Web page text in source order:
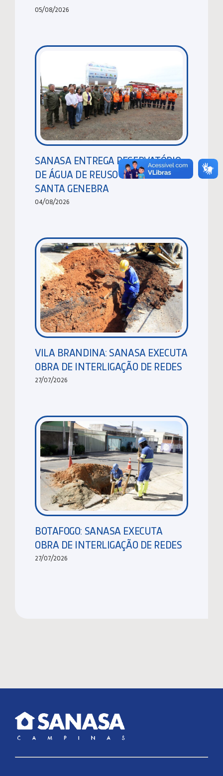
05/08/2026
SANASA ENTREGA RESERVATÓRIO
DE ÁGUA DE REUSO NA MATA DE
SANTA GENEBRA
04/08/2026
VILA BRANDINA: SANASA EXECUTA
OBRA DE INTERLIGAÇÃO DE REDES
27/07/2026
BOTAFOGO: SANASA EXECUTA
OBRA DE INTERLIGAÇÃO DE REDES
27/07/2026